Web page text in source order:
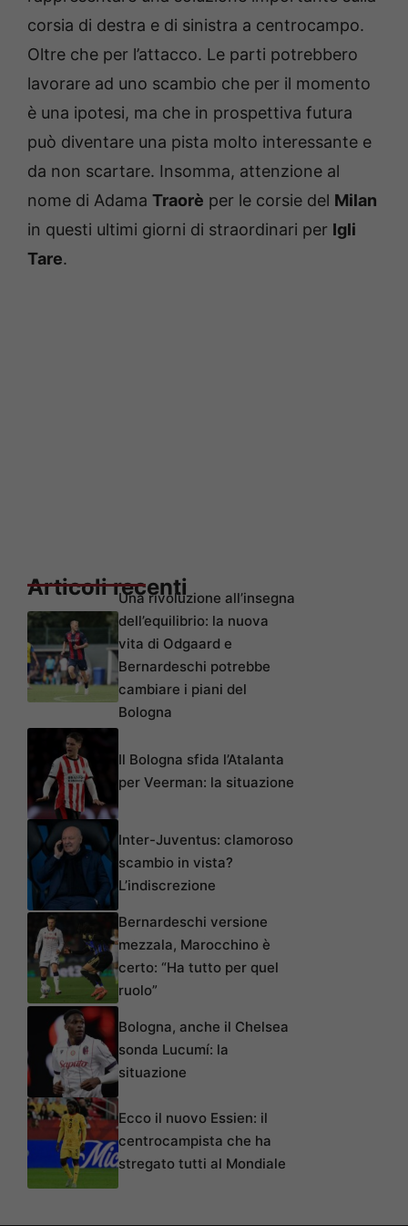
corsia di destra e di sinistra a centrocampo.
Oltre che per l’attacco. Le parti potrebbero
lavorare ad uno scambio che per il momento
è una ipotesi, ma che in prospettiva futura
può diventare una pista molto interessante e
da non scartare. Insomma, attenzione al
nome di Adama Traorè per le corsie del Milan
in questi ultimi giorni di straordinari per Igli
Tare.
Articoli recentiUna rivoluzione all’insegna
dell’equilibrio: la nuova
vita di Odgaard e
Bernardeschi potrebbe
cambiare i piani del
Bologna
Il Bologna sfida l’Atalanta
per Veerman: la situazione
Inter-Juventus: clamoroso
scambio in vista?
L’indiscrezione
Bernardeschi versione
mezzala, Marocchino è
certo: “Ha tutto per quel
ruolo”
Bologna, anche il Chelsea
sonda Lucumí: la
situazione
Ecco il nuovo Essien: il
centrocampista che ha
stregato tutti al Mondiale